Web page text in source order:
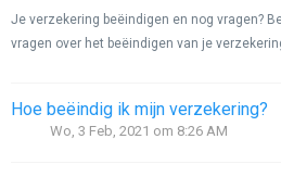
Je verzekering beëindigen en nog vragen?
vragen over het beëindigen van je
Hoe beëindig ik mijn verzekering?
Wo, 3 Feb, 2021 om 8:26 AM